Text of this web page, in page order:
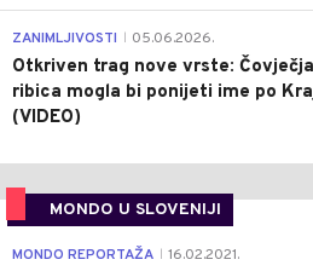
ZANIMLJIVOSTI 05.06.2026.
Otkriven trag nove vrste: Čovječja
ribica mogla bi ponijeti ime po
(VIDEO)
MONDO U SLOVENIJI
MONDO REPORTAŽA 16.02.2021.